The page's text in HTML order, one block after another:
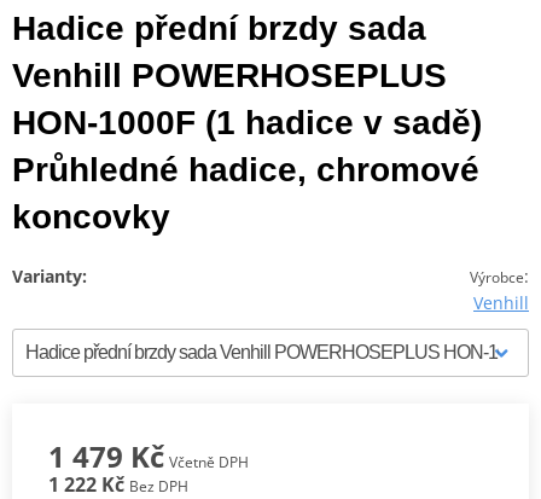
Hadice přední brzdy sada
Venhill POWERHOSEPLUS
HON-1000F (1 hadice v sadě)
Průhledné hadice, chromové
koncovky
Výrobce:
Venhill
Varianty:
1 479 Kč Včetně DPH
1 222 Kč Bez DPH